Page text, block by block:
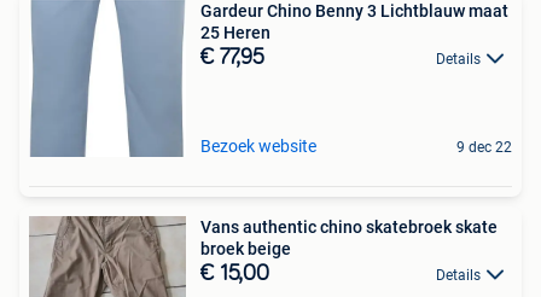
Gardeur Chino Benny 3 Lichtblauw maat
25 Heren
€ 77,95 Details
Bezoek website 9 dec 22
Vans authentic chino skatebroek skate
broek beige
€ 15,00 Details